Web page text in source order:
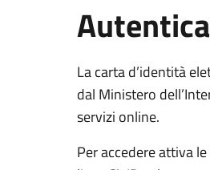
La carta d’identità
dal Ministero
servizi online.
Per accedere attiva